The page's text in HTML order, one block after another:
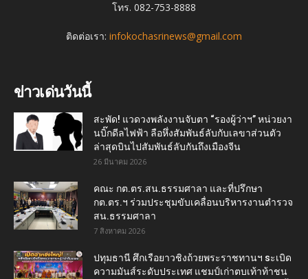
โทร. 082-753-8888
ติดต่อเรา: infokochasrinews@gmail.com
ข่าวเด่นวันนี้
สะพัด! แวดวงพลังงานจับตา “รองผู้ว่าฯ” หน่วยงา
นบิ๊กดีลไฟฟ้า ลือหึ่งสัมพันธ์ลับกับเลขาส่วนตัว
ล่าสุดบินไปสัมพันธ์ลับกันถึงเมืองจีน
26 มีนาคม 2026
คณะ กต.ตร.สน.ธรรมศาลา และที่ปรึกษา
กต.ตร.ฯ ร่วมประชุมขับเคลื่อนบริหารงานตำรวจ
สน.ธรรมศาลา
7 สิงหาคม 2026
ปทุมธานี ศึกเรือยาวชิงถ้วยพระราชทานฯ sะเบิด
ความมันส์ระดับประเทศ แชมป์เก่าตบเท้าท้าชน